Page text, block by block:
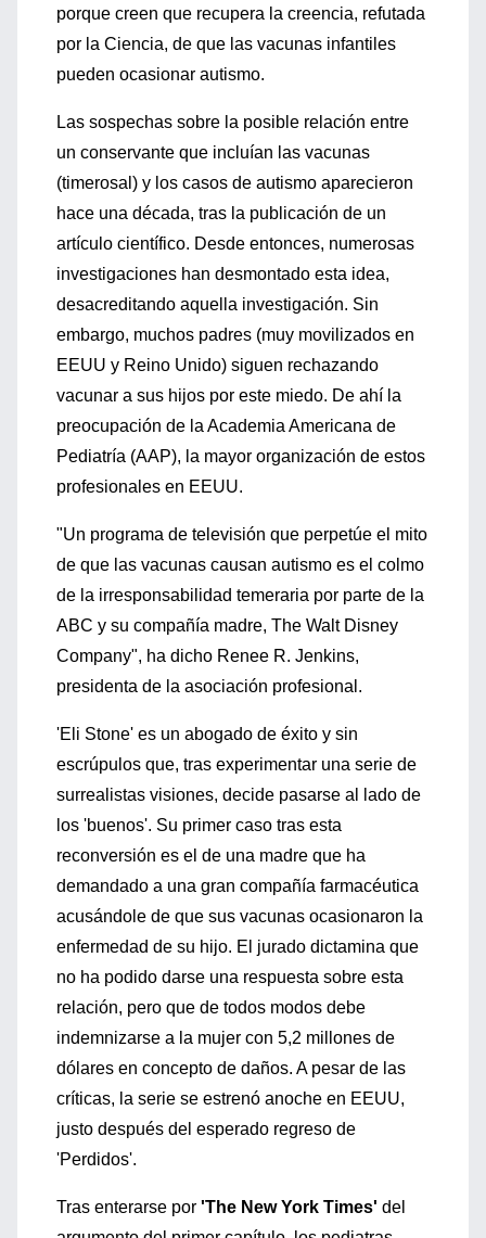
porque creen que recupera la creencia, refutada
por la Ciencia, de que las vacunas infantiles
pueden ocasionar autismo.
Las sospechas sobre la posible relación entre
un conservante que incluían las vacunas
(timerosal) y los casos de autismo aparecieron
hace una década, tras la publicación de un
artículo científico. Desde entonces, numerosas
investigaciones han desmontado esta idea,
desacreditando aquella investigación. Sin
embargo, muchos padres (muy movilizados en
EEUU y Reino Unido) siguen rechazando
vacunar a sus hijos por este miedo. De ahí la
preocupación de la Academia Americana de
Pediatría (AAP), la mayor organización de estos
profesionales en EEUU.
"Un programa de televisión que perpetúe el mito
de que las vacunas causan autismo es el colmo
de la irresponsabilidad temeraria por parte de la
ABC y su compañía madre, The Walt Disney
Company", ha dicho Renee R. Jenkins,
presidenta de la asociación profesional.
'Eli Stone' es un abogado de éxito y sin
escrúpulos que, tras experimentar una serie de
surrealistas visiones, decide pasarse al lado de
los 'buenos'. Su primer caso tras esta
reconversión es el de una madre que ha
demandado a una gran compañía farmacéutica
acusándole de que sus vacunas ocasionaron la
enfermedad de su hijo. El jurado dictamina que
no ha podido darse una respuesta sobre esta
relación, pero que de todos modos debe
indemnizarse a la mujer con 5,2 millones de
dólares en concepto de daños. A pesar de las
críticas, la serie se estrenó anoche en EEUU,
justo después del esperado regreso de
'Perdidos'.
Tras enterarse por 'The New York Times' del